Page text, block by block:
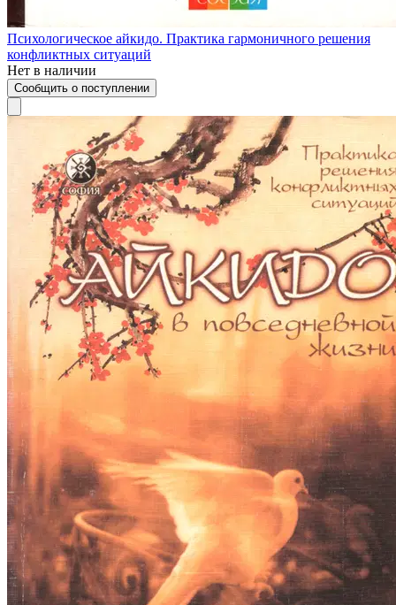
Психологическое айкидо. Практика гармоничного решения
конфликтных ситуаций
Нет в наличии
Сообщить о поступлении